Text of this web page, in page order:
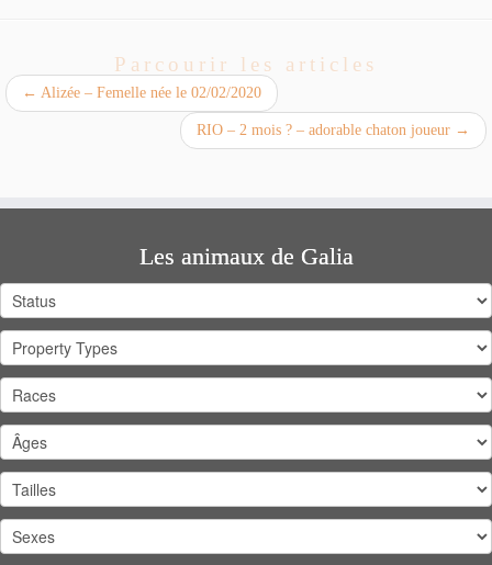
Parcourir les articles
← Alizée – Femelle née le 02/02/2020
RIO – 2 mois ? – adorable chaton joueur →
Les animaux de Galia